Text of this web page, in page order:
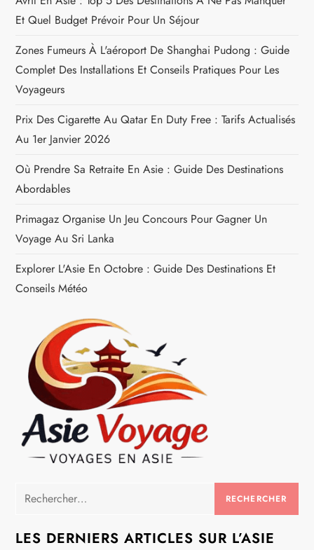
e
l
’
a
r
t
i
c
l
e
Et Quel Budget Prévoir Pour Un Séjour
Zones Fumeurs À L'aéroport De Shanghai Pudong : Guide
Complet Des Installations Et Conseils Pratiques Pour Les
Voyageurs
Prix Des Cigarette Au Qatar En Duty Free : Tarifs Actualisés
Au 1er Janvier 2026
Où Prendre Sa Retraite En Asie : Guide Des Destinations
Abordables
Primagaz Organise Un Jeu Concours Pour Gagner Un
Voyage Au Sri Lanka
Explorer L'Asie En Octobre : Guide Des Destinations Et
Conseils Météo
Rechercher :
LES DERNIERS ARTICLES SUR L’ASIE